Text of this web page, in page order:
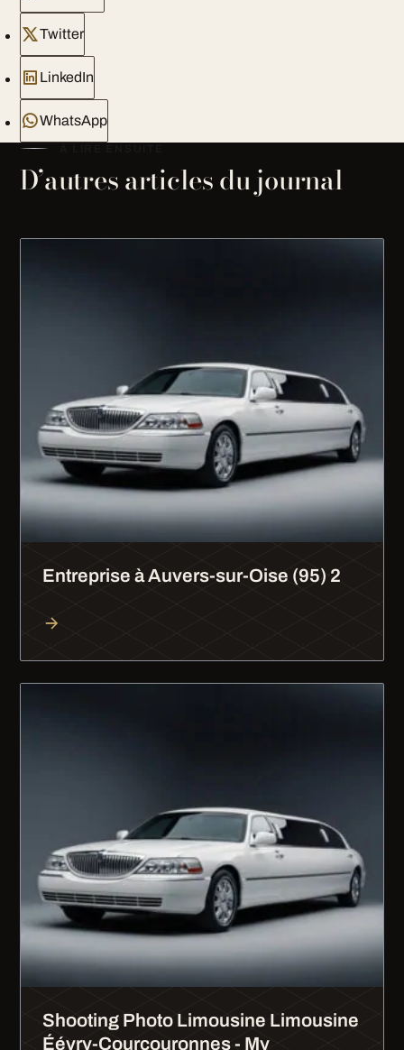
Twitter
LinkedIn
WhatsApp
D’autres articles du journal
Entreprise à Auvers-sur-Oise (95) 2
Shooting Photo Limousine Limousine
Éévry-Courcouronnes - My